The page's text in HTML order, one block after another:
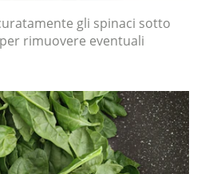
gli spinaci sotto
rimuovere eventuali